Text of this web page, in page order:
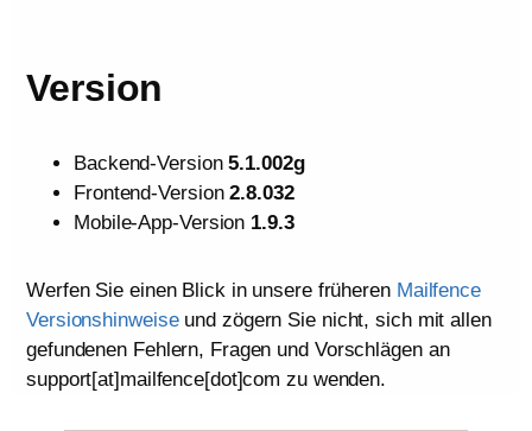
Version
Backend-Version5.1.002g
Frontend-Version2.8.032
Mobile-App-Version 1.9.3
Werfen Sie einen Blick in unsere früheren Mailfence
Versionshinweiseund zögern Sie nicht, sich mit allen
gefundenen Fehlern, Fragen und Vorschlägen an
support[at]mailfence[dot]com zu wenden.